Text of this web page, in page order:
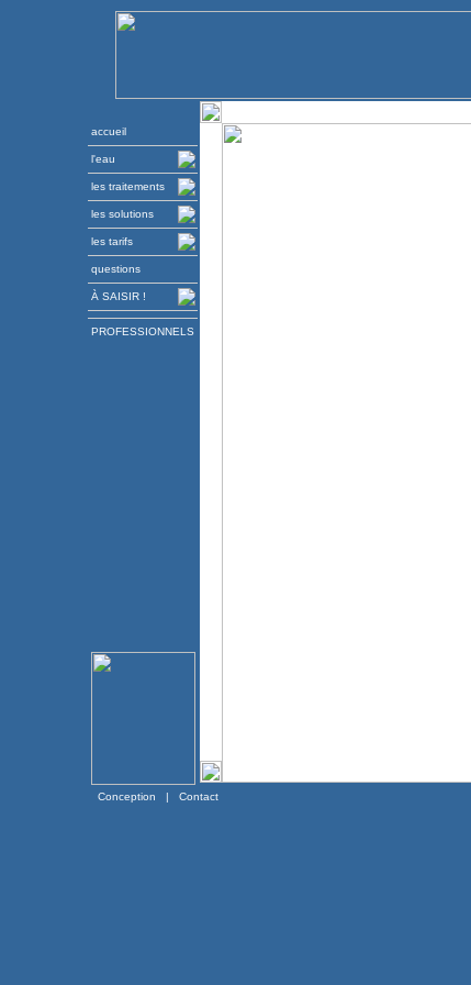
accueil
l'eau
les traitements
les solutions
les tarifs
questions
À SAISIR !
PROFESSIONNELS
Conception | Contact